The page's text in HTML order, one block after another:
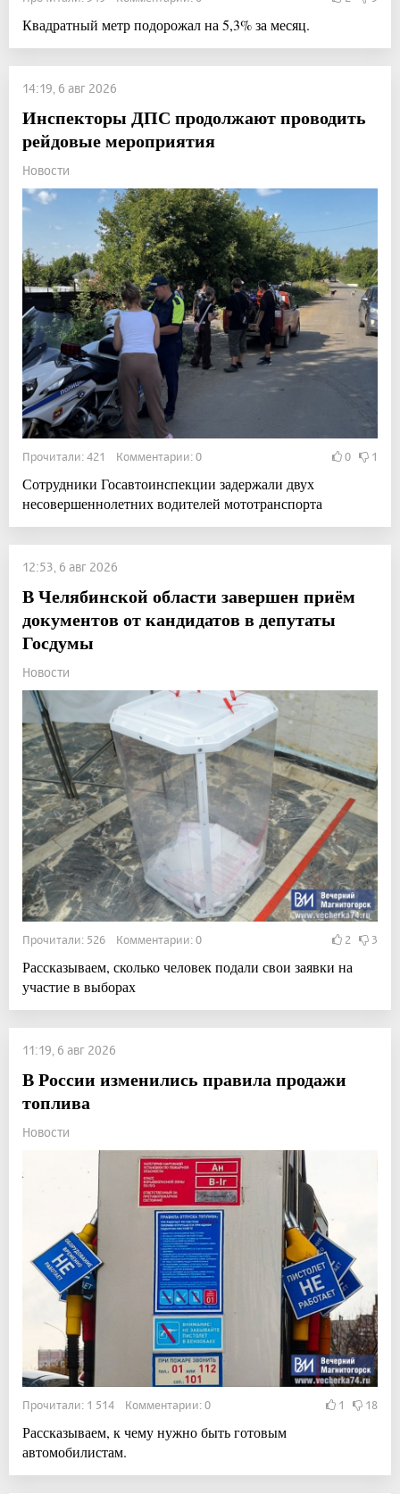
Квадратный метр подорожал на 5,3% за месяц.
14:19, 6 авг 2026
Инспекторы ДПС продолжают проводить
рейдовые мероприятия
Новости
Прочитали: 421 Комментарии: 0 0 1
Сотрудники Госавтоинспекции задержали двух
несовершеннолетних водителей мототранспорта
12:53, 6 авг 2026
В Челябинской области завершен приём
документов от кандидатов в депутаты
Госдумы
Новости
Прочитали: 526 Комментарии: 0 2 3
Рассказываем, сколько человек подали свои заявки на
участие в выборах
11:19, 6 авг 2026
В России изменились правила продажи
топлива
Новости
Прочитали: 1 514 Комментарии: 0 1 18
Рассказываем, к чему нужно быть готовым
автомобилистам.